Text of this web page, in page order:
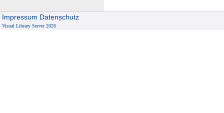
Impressum Datenschutz
Visual Library Server 2026